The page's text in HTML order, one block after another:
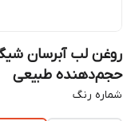
روغن لب آبرسان
حجم‌دهنده طبیعی
شماره رنگ